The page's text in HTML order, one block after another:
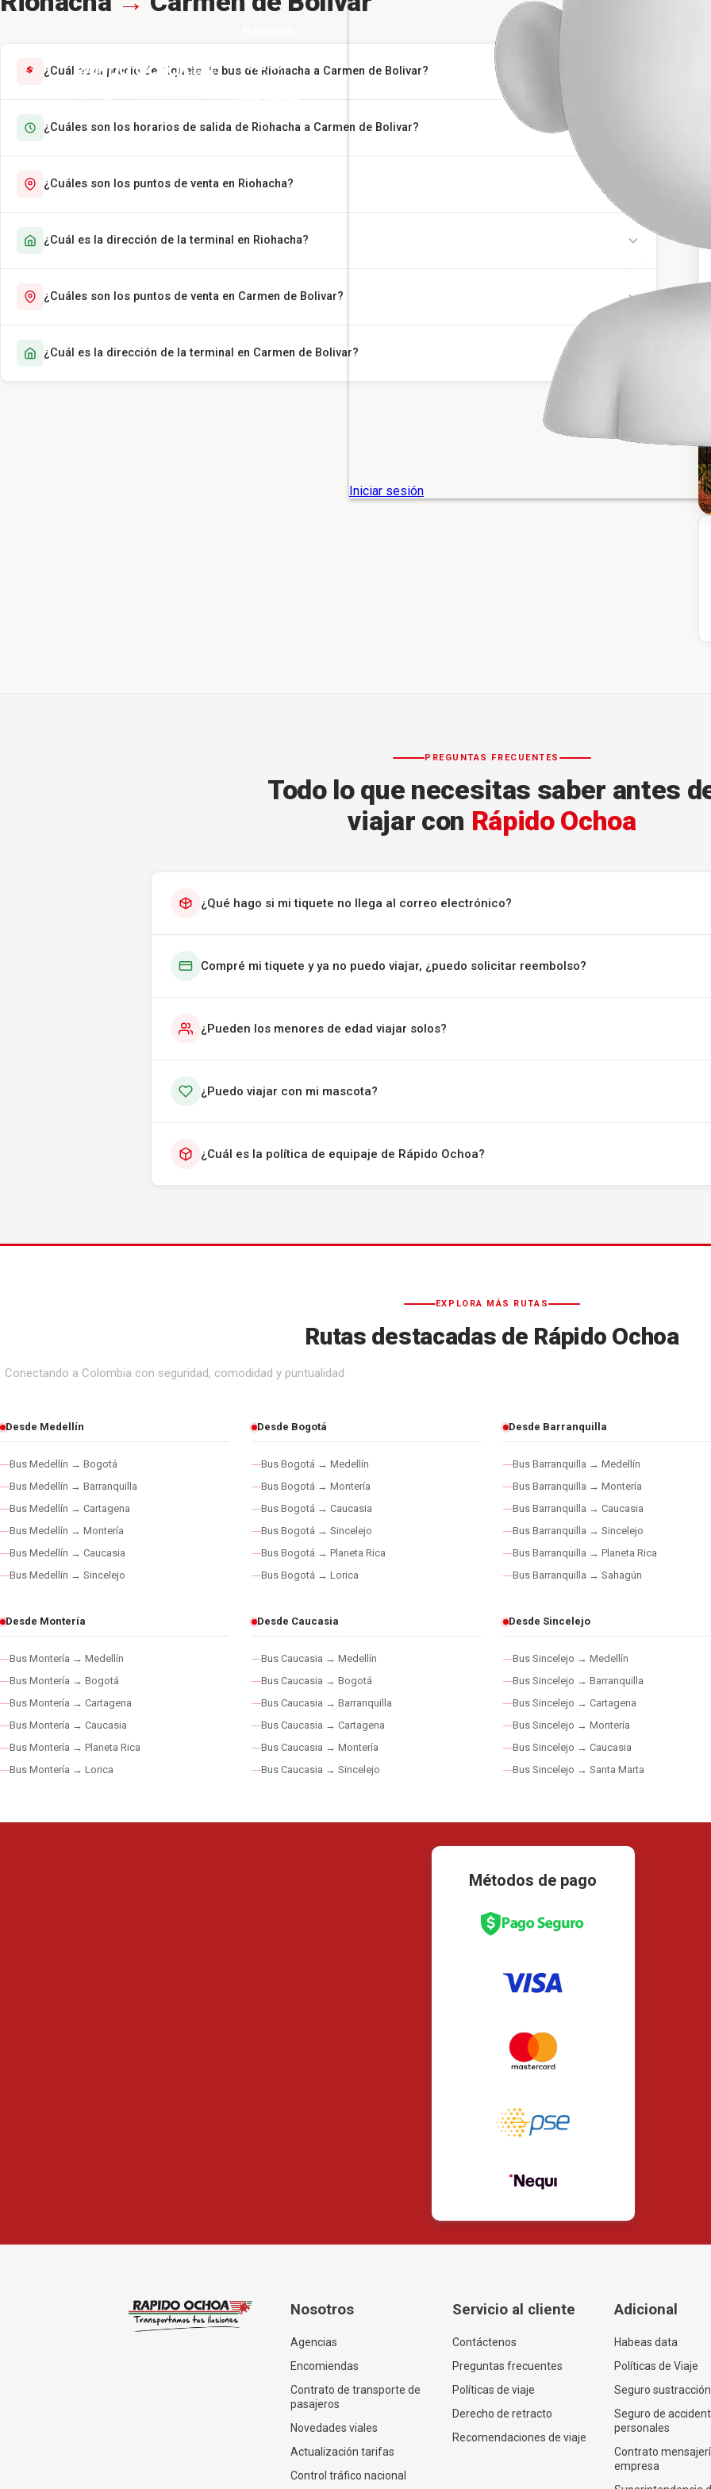
Pasajes
¿Cuál es el precio del tiquete de bus de Riohacha a Carmen de Bolivar?
¿Cuáles son los horarios de salida de Riohacha a Carmen de Bolivar?
¿Cuáles son los puntos de venta en Riohacha?
¿Cuál es la dirección de la terminal en Riohacha?
¿Cuáles son los puntos de venta en Carmen de Bolivar?
¿Cuál es la dirección de la terminal en Carmen de Bolivar?
PREGUNTAS FRECUENTES
Todo lo que necesitas saber antes
viajar con Rápido Ochoa
¿Qué hago si mi tiquete no llega al correo electrónico?
Compré mi tiquete y ya no puedo viajar, ¿puedo solicitar reembolso?
¿Pueden los menores de edad viajar solos?
¿Puedo viajar con mi mascota?
¿Cuál es la política de equipaje de Rápido Ochoa?
EXPLORA MÁS RUTAS
Rutas destacadas de Rápido Ochoa
Conectando a Colombia con seguridad, comodidad y puntualidad
Desde Medellín
Bus Medellín → Bogotá
Bus Medellín → Barranquilla
Bus Medellín → Cartagena
Bus Medellín → Montería
Bus Medellín → Caucasia
Bus Medellín → Sincelejo
Desde Bogotá
Bus Bogotá → Medellín
Bus Bogotá → Montería
Bus Bogotá → Caucasia
Bus Bogotá → Sincelejo
Bus Bogotá → Planeta Rica
Bus Bogotá → Lorica
Desde Barranquilla
Bus Barranquilla → Medellín
Bus Barranquilla → Montería
Bus Barranquilla → Caucasia
Bus Barranquilla → Sincelejo
Bus Barranquilla → Planeta Rica
Bus Barranquilla → Sahagún
Desde Montería
Bus Montería → Medellín
Bus Montería → Bogotá
Bus Montería → Cartagena
Bus Montería → Caucasia
Bus Montería → Planeta Rica
Bus Montería → Lorica
Desde Caucasia
Bus Caucasia → Medellín
Bus Caucasia → Bogotá
Bus Caucasia → Barranquilla
Bus Caucasia → Cartagena
Bus Caucasia → Montería
Bus Caucasia → Sincelejo
Desde Sincelejo
Bus Sincelejo → Medellín
Bus Sincelejo → Barranquilla
Bus Sincelejo → Cartagena
Bus Sincelejo → Montería
Bus Sincelejo → Caucasia
Bus Sincelejo → Santa Marta
Métodos de pago
Nosotros
Agencias
Encomiendas
Contrato de transporte de
pasajeros
Novedades viales
Actualización tarifas
Control tráfico nacional
Servicio al cliente
Contáctenos
Preguntas frecuentes
Políticas de viaje
Derecho de retracto
Recomendaciones de viaje
Adicional
Habeas data
Políticas de Viaje
Seguro sustracción
Seguro de
personales
Contrato
empresa